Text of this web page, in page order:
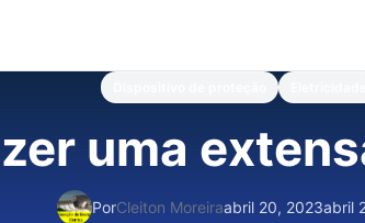
uma
PorCleiton Moreiraabril 20, 2023abril